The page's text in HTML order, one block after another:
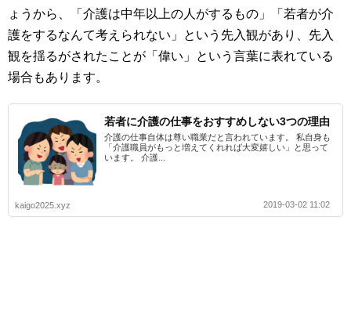
ょうから、「介護は中年以上の人がするもの」「若者が介
護をするなんて考えられない」という先入観があり、先入
観を揺るがされたことが「偉い」という言葉に表れている
場合もあります。
若者に介護の仕事をおすすめしない3つの理由
介護の仕事自体は尊い職業だと言われています。 私自身も
「介護職員がもっと増えてくれれば大変嬉しい」と思って
います。 介護...
kaigo2025.xyz 2019-03-02 11:02